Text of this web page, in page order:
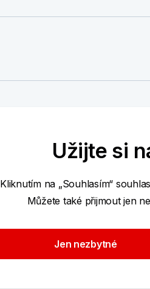
Užijte si
Kliknutím na „Souhlasím“
Můžete také přijmout jen
Jen nezbytné